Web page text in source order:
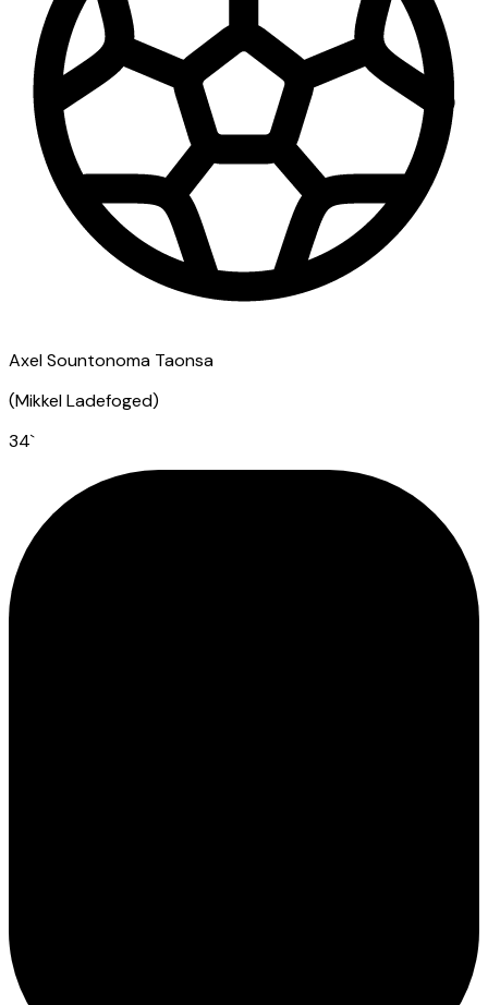
Axel Sountonoma Taonsa
(Mikkel Ladefoged)
34`